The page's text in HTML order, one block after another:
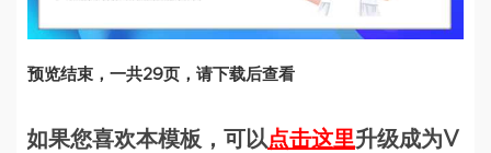
预览结束，一共29页，请下载后查看
如果您喜欢本模板，可以点击这里升级成为V